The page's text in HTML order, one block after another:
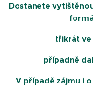
Dostanete
třikrát ve
případně
V případě zájmu i